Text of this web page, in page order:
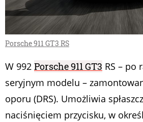
Porsche 911 GT3 RS
W 992 Porsche 911 GT3 RS – po
seryjnym modelu –
oporu (DRS). Umożliwia
naciśnięciem przycisku, w